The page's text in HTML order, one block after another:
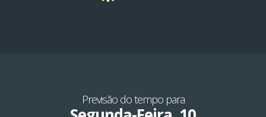
Previsão do tempo para